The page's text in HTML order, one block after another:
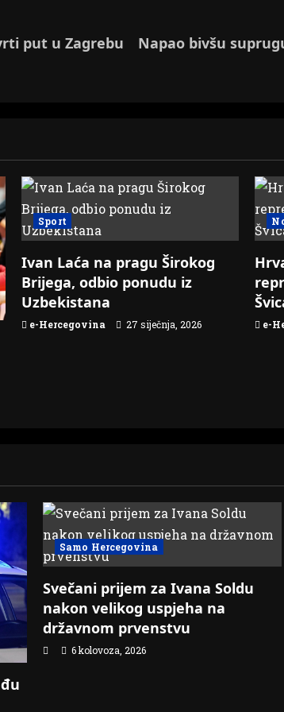
put u Zagrebu
Napao bivšu
Sport
Ivan Laća na pragu Širokog
Brijega, odbio ponudu iz
Uzbekistana
e-Hercegovina 27 siječnja, 2026 e-
Samo Hercegovina
Svečani prijem za Ivana Soldu
nakon velikog uspjeha na
državnom prvenstvu
6 kolovoza, 2026